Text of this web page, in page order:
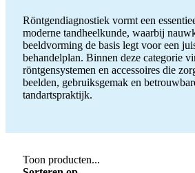
Röntgendiagnostiek vormt een
moderne tandheelkunde, waarbij
beeldvorming de basis legt voor een
behandelplan. Binnen deze categorie
röntgensystemen en accessoires die
beelden, gebruiksgemak en
tandartspraktijk.
Toon producten...